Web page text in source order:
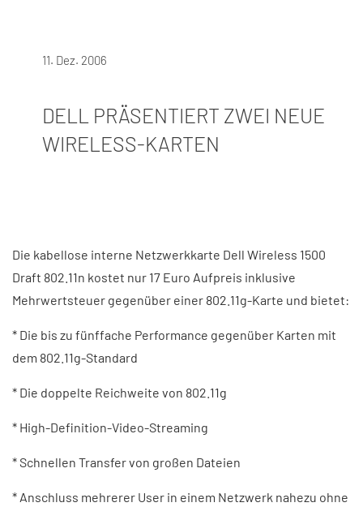
11. Dez. 2006
DELL PRÄSENTIERT ZWEI NEUE
WIRELESS-KARTEN
Die kabellose interne Netzwerkkarte Dell Wireless 1500
Draft 802.11n kostet nur 17 Euro Aufpreis inklusive
Mehrwertsteuer gegenüber einer 802.11g-Karte und bietet:
* Die bis zu fünffache Performance gegenüber Karten mit
dem 802.11g-Standard
* Die doppelte Reichweite von 802.11g
* High-Definition-Video-Streaming
* Schnellen Transfer von großen Dateien
* Anschluss mehrerer User in einem Netzwerk nahezu ohne